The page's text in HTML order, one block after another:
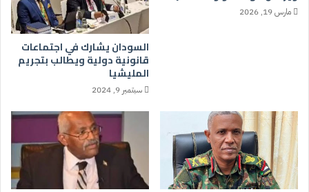
مارس 19, 2026
السودان يشارك في اجتماعات
قانونية دولية ويطالب بتجريم
المليشيا
سبتمبر 9, 2024